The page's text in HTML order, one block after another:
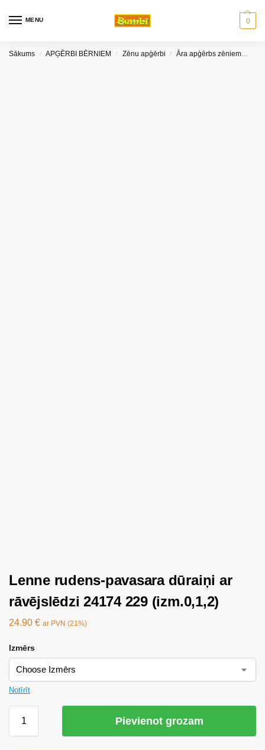
MENU 0
Sākums / APĢĒRBI BĒRNIEM / Zēnu apģērbi / Āra apģērbs zēniem
Lenne rudens-pavasara dūraiņi ar
rāvējslēdzi 24174 229 (izm.0,1,2)
24.90 € ar PVN (21%)
Izmērs
Notīrīt
Pievienot grozam